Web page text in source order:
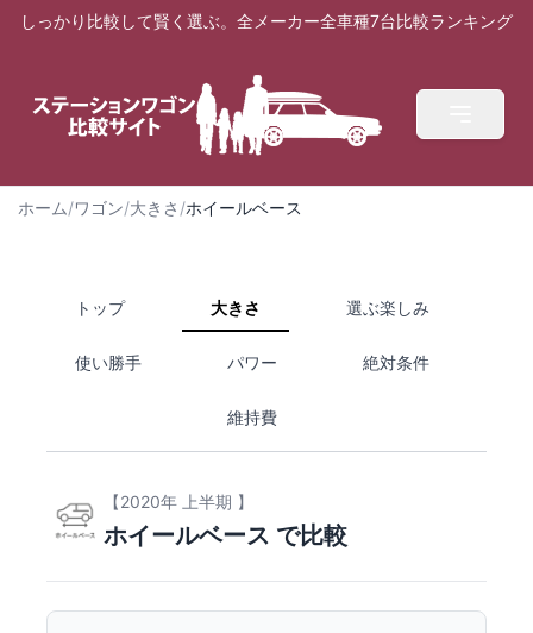
しっかり比較して賢く選ぶ。全メーカー全車種7台比較ランキング
ホーム/ワゴン/大きさ /ホイールベース
トップ 大きさ 選ぶ楽しみ
使い勝手 パワー 絶対条件
維持費
【2020年 上半期 】
ホイールベース で比較